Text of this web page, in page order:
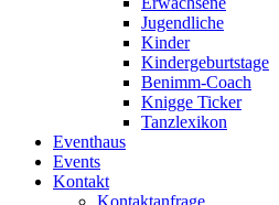
Jugendliche
Kinder
Kindergeburtstage
Benimm-Coach
Knigge Ticker
Tanzlexikon
Eventhaus
Events
Kontakt
Kontaktanfrage